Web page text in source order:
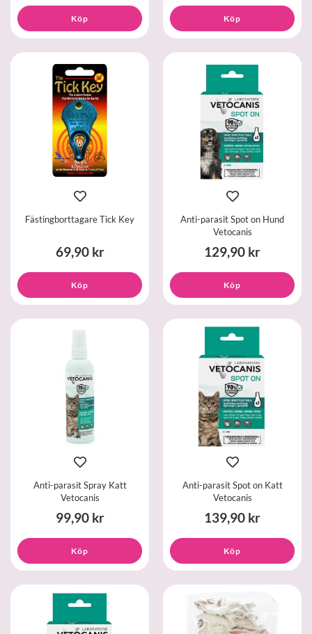
Köp Köp
Fästingborttagare Tick Key
69,90 kr
Köp
Anti-parasit Spot on Hund
Vetocanis
129,90 kr
Köp
Anti-parasit Spray Katt
Vetocanis
99,90 kr
Köp
Anti-parasit Spot on Katt
Vetocanis
139,90 kr
Köp